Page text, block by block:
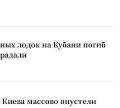
лодок на Кубани погиб
массово опустели